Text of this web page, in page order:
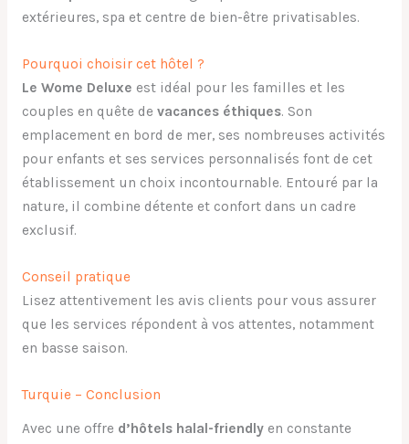
extérieures, spa et centre de bien-être privatisables.
Pourquoi choisir cet hôtel ?
Le Wome Deluxe est idéal pour les familles et les
couples en quête de vacances éthiques. Son
emplacement en bord de mer, ses nombreuses activités
pour enfants et ses services personnalisés font de cet
établissement un choix incontournable. Entouré par la
nature, il combine détente et confort dans un cadre
exclusif.
Conseil pratique
Lisez attentivement les avis clients pour vous assurer
que les services répondent à vos attentes, notamment
en basse saison.
Turquie – Conclusion
Avec une offre d’hôtels halal-friendlyen constante